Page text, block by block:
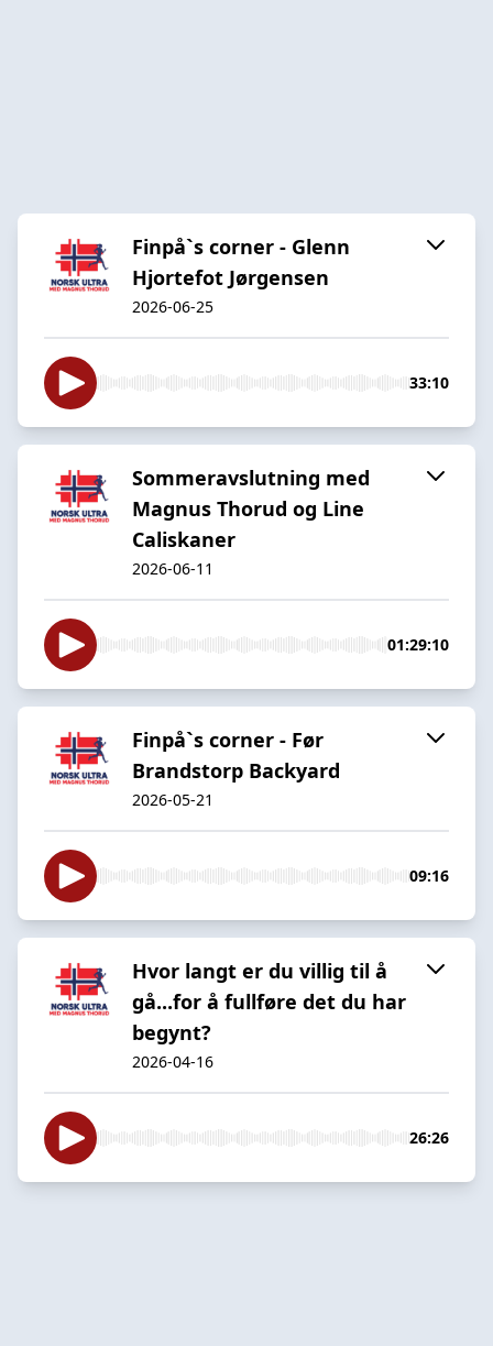
Finpå`s corner - Glenn
Hjortefot Jørgensen
2026-06-25
33:10
Sommeravslutning med
Magnus Thorud og Line
Caliskaner
2026-06-11
01:29:10
Finpå`s corner - Før
Brandstorp Backyard
2026-05-21
09:16
Hvor langt er du villig til å
gå...for å fullføre det du har
begynt?
2026-04-16
26:26